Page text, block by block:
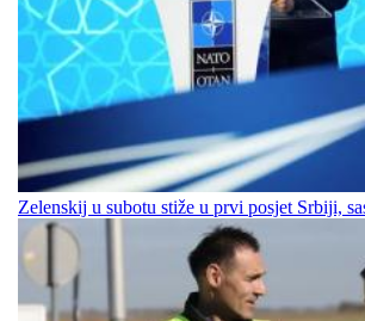
Zelenskij u subotu stiže u prvi posjet Srbiji,